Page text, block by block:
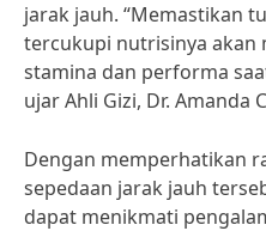
jarak jauh. “Memastikan
tercukupi nutrisinya akan
stamina dan performa
ujar Ahli Gizi, Dr. Amanda
Dengan memperhatikan
sepedaan jarak jauh
dapat menikmati